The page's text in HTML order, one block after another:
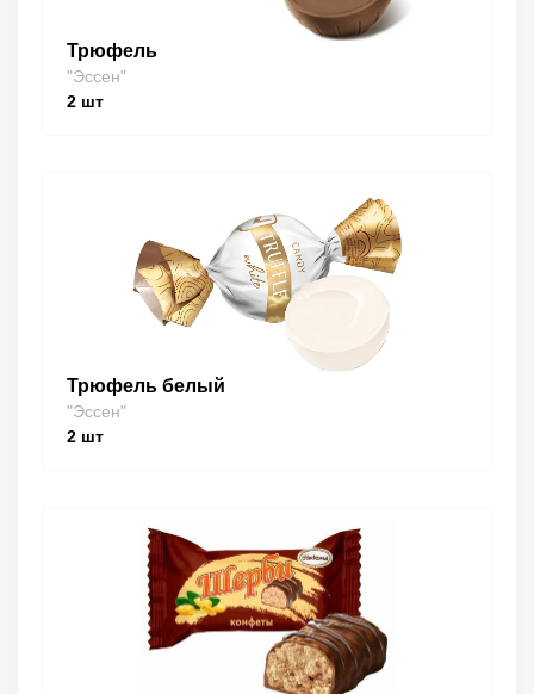
Трюфель
"Эссен"
2 шт
Трюфель белый
"Эссен"
2 шт